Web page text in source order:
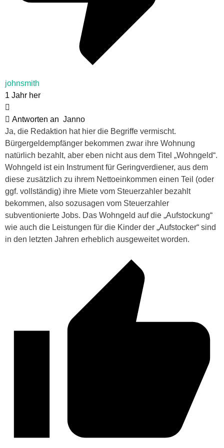
johnsmith
1 Jahr her
Antworten an Janno
Ja, die Redaktion hat hier die Begriffe vermischt.
Bürgergeldempfänger bekommen zwar ihre Wohnung
natürlich bezahlt, aber eben nicht aus dem Titel „Wohngeld“.
Wohngeld ist ein Instrument für Geringverdiener, aus dem
diese zusätzlich zu ihrem Nettoeinkommen einen Teil (oder
ggf. vollständig) ihre Miete vom Steuerzahler bezahlt
bekommen, also sozusagen vom Steuerzahler
subventionierte Jobs. Das Wohngeld auf die „Aufstockung“
wie auch die Leistungen für die Kinder der „Aufstocker“ sind
in den letzten Jahren erheblich ausgeweitet worden.